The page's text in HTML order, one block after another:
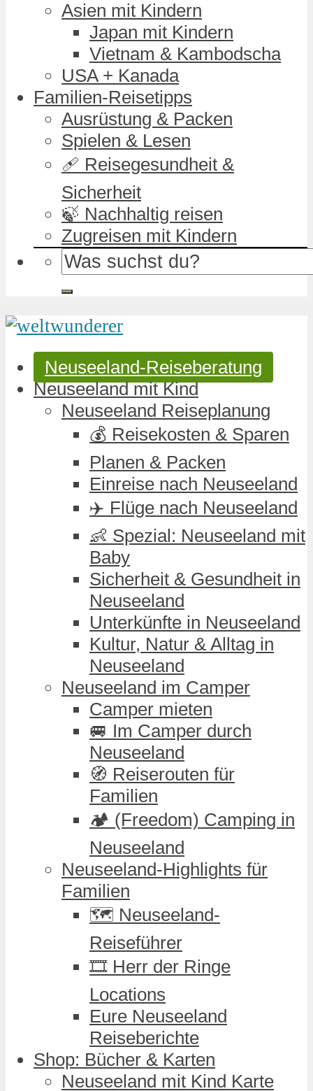
Asien mit Kindern
Japan mit Kindern
Vietnam & Kambodscha
USA + Kanada
Familien-Reisetipps
Ausrüstung & Packen
Spielen & Lesen
🩹 Reisegesundheit &
Sicherheit
🍃 Nachhaltig reisen
Zugreisen mit Kindern
Neuseeland-Reiseberatung
Neuseeland mit Kind
Neuseeland Reiseplanung
💰 Reisekosten & Sparen
Planen & Packen
Einreise nach Neuseeland
✈️ Flüge nach Neuseeland
👶 Spezial: Neuseeland mit
Baby
Sicherheit & Gesundheit in
Neuseeland
Unterkünfte in Neuseeland
Kultur, Natur & Alltag in
Neuseeland
Neuseeland im Camper
Camper mieten
🚐 Im Camper durch
Neuseeland
🧭 Reiserouten für
Familien
🏕️ (Freedom) Camping in
Neuseeland
Neuseeland-Highlights für
Familien
🗺️ Neuseeland-
Reiseführer
🎞️ Herr der Ringe
Locations
Eure Neuseeland
Reiseberichte
Shop: Bücher & Karten
Neuseeland mit Kind Karte